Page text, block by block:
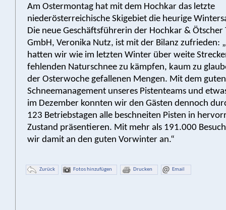
Am Ostermontag hat mit dem Hochkar das letzte
niederösterreichische Skigebiet die heurige
Die neue Geschäftsführerin der Hochkar & Ötscher
GmbH, Veronika Nutz, ist mit der Bilanz zufrieden:
hatten wir wie im letzten Winter über weite
fehlenden Naturschnee zu kämpfen, kaum zu
der Osterwoche gefallenen Mengen. Mit dem guten
Schneemanagement unseres Pistenteams und
im Dezember konnten wir den Gästen dennoch
123 Betriebstagen alle beschneiten Pisten in
Zustand präsentieren. Mit mehr als 191.000
wir damit an den guten Vorwinter an.“
Zurück Fotos hinzufügen Drucken Email